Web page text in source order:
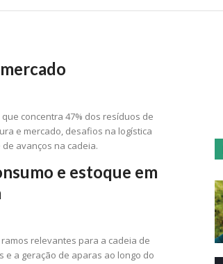
concentra 47% dos resíduos de
e mercado, desafios na logística
avanços na cadeia.
e estoque em
relevantes para a cadeia de
e a geração de aparas ao longo do